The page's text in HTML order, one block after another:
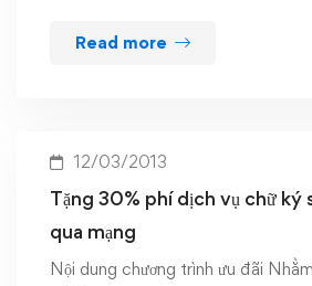
Read more
12/03/2013
Tặng 30% phí dịch vụ chữ ký
qua mạng
Nội dung chương trình ưu đãi